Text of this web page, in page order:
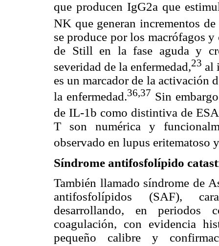
que producen IgG2a que
NK que generan incrementos
se produce por los macrófagos y
de Still en la fase aguda y
severidad de la enfermedad,23 al
es un marcador de la activación
la enfermedad.36,37 Sin
de IL-1b como distintiva de
T son numérica y
observado en lupus eritematoso
Síndrome antifosfolípido
También llamado síndrome de
antifosfolípidos (SAF),
desarrollando, en periodos
coagulación, con evidencia
pequeño calibre y